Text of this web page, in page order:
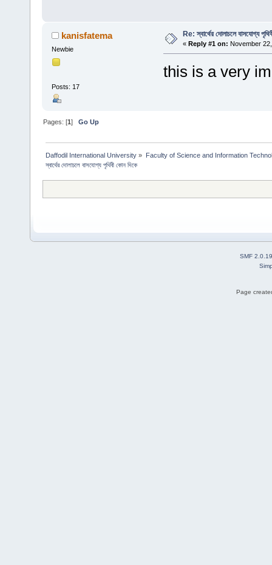
kanisfatema
Newbie
Posts: 17
Re: স্বার্থের দোলাচলে বাসযোগ্য
« Reply #1 on: November
this is a very
Pages: [1]Go Up
Daffodil International University » Faculty of Science and Information
স্বার্থের দোলাচলে বাসযোগ্য পৃথিবী কোন দিকে
SMF 2.0.19
Page